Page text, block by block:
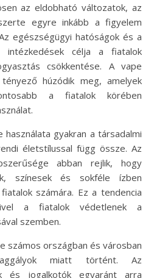
az eldobható változatok, az
egyre inkább a figyelem
egészségügyi hatóságok és a
intézkedések célja a fiatalok
csökkentése. A vape
húzódik meg, amelyek
a fiatalok körében
gyakran a társadalmi
életstílussal függ össze. Az
abban rejlik, hogy
színesek és sokféle ízben
számára. Ez a tendencia
a fiatalok védetlenek a
szemben.
számos országban és városban
miatt történt. Az
és jogalkotók egyaránt arra